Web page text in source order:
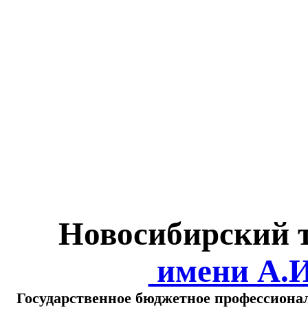
Новосибирский
имени
Государственное бюджетное